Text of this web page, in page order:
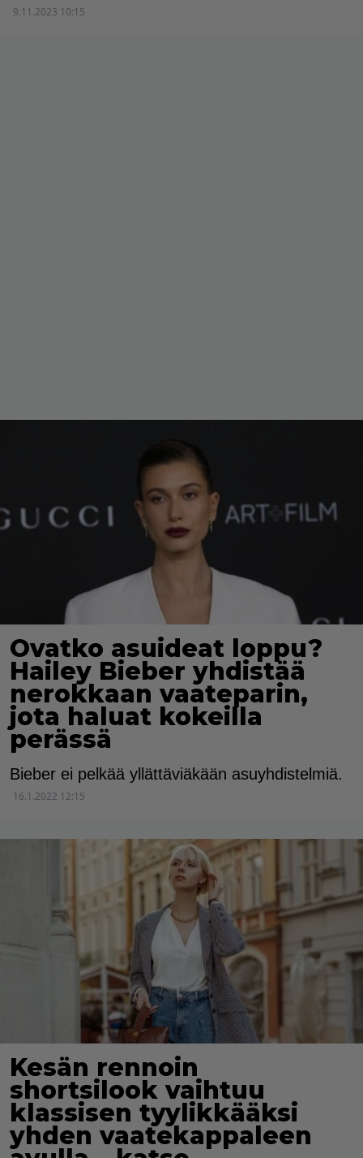
9.11.2023 10:15
Ovatko asuideat loppu?
Hailey Bieber yhdistää
nerokkaan vaateparin,
jota haluat kokeilla
perässä
Bieber ei pelkää yllättäviäkään asuyhdistelmiä.
16.1.2022 12:15
Kesän rennoin
shortsilook vaihtuu
klassisen tyylikkääksi
yhden vaatekappaleen